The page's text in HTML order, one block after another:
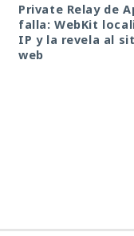
Private Relay de
falla: WebKit
IP y la revela al
web